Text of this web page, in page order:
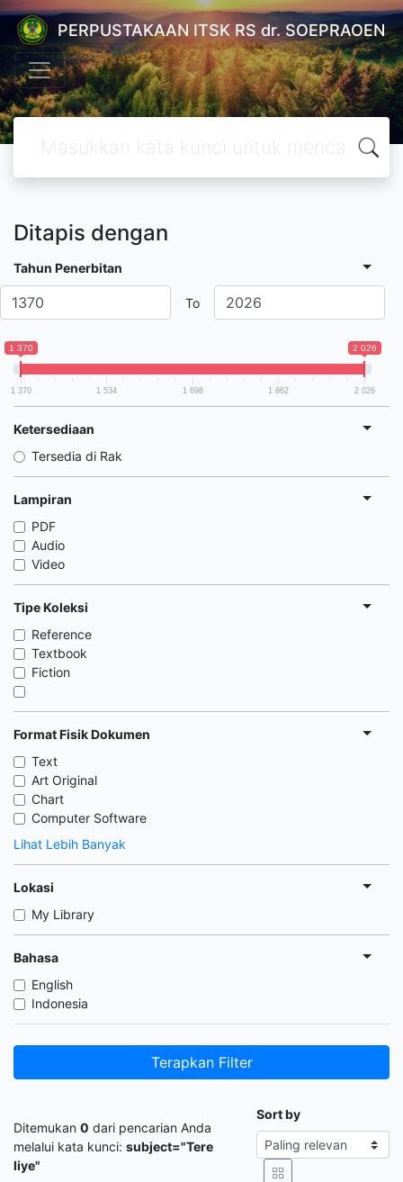
PERPUSTAKAAN ITSK RS dr. SOEPRAOEN
Ditapis dengan
Tahun Penerbitan
To
1 370 2 026
1 370 1 534 1 698 1 862 2 026
Ketersediaan
Tersedia di Rak
Lampiran
PDF
Audio
Video
Tipe Koleksi
Reference
Textbook
Fiction
Format Fisik Dokumen
Text
Art Original
Chart
Computer Software
Lihat Lebih Banyak
Lokasi
My Library
Bahasa
English
Indonesia
Terapkan Filter
Ditemukan 0 dari pencarian Anda
melalui kata kunci: subject="Tere
liye"
Sort by